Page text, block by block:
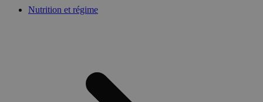
Nutrition et régime